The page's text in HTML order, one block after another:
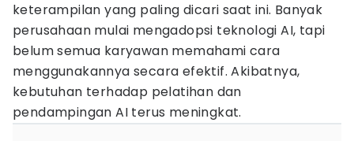
keterampilan yang paling dicari saat ini. Banyak
perusahaan mulai mengadopsi teknologi AI, tapi
belum semua karyawan memahami cara
menggunakannya secara efektif. Akibatnya,
kebutuhan terhadap pelatihan dan
pendampingan AI terus meningkat.